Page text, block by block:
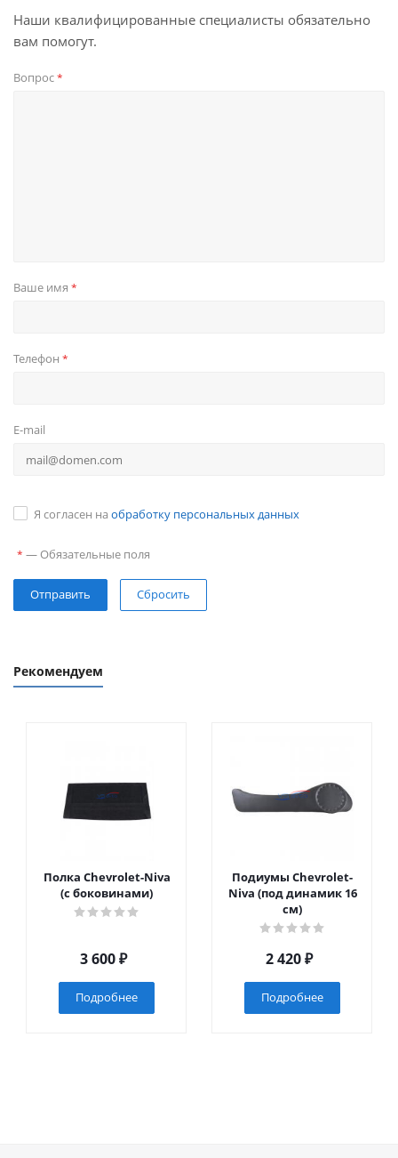
Наши квалифицированные специалисты обязательно
вам помогут.
Вопрос*
Ваше имя *
Телефон *
E-mail
Я согласен на обработку персональных данных
* — Обязательные поля
Сбросить
Рекомендуем
Полка Chevrolet-Niva
(с боковинами)
3 600₽
Подробнее
Подиумы Chevrolet-
Niva (под динамик 16
см)
2 420₽
Подробнее